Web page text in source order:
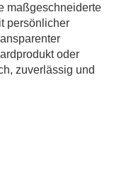
maßgeschneiderte
persönlicher
oder
zuverlässig und